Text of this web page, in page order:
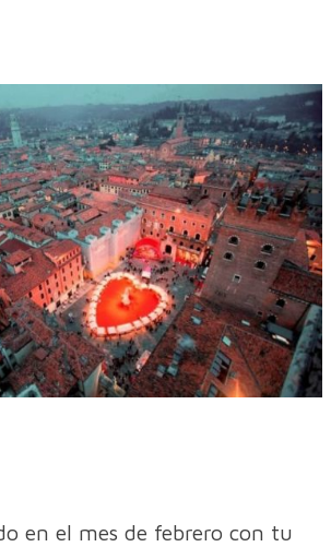
en el mes de febrero con tu